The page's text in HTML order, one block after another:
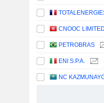
CNOOC LIMITED
PETROBRAS
ENI S.P.A.
NC